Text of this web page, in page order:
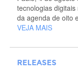
tecnologias
da agenda de oito
VEJA MAIS
RELEASES